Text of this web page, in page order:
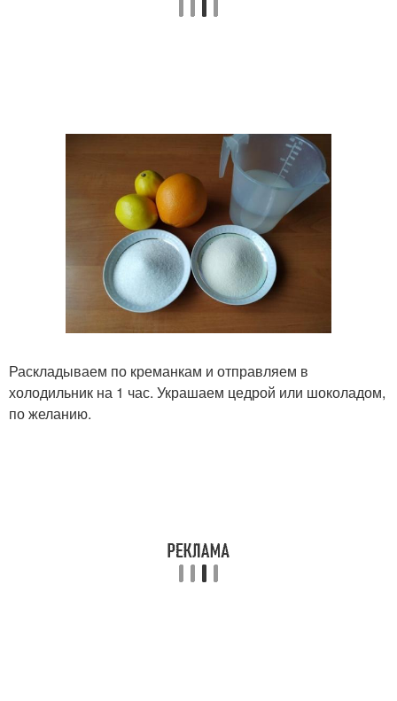
Раскладываем по креманкам и отправляем в
холодильник на 1 час. Украшаем цедрой или шоколадом,
по желанию.